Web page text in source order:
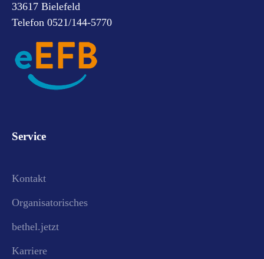
33617 Bielefeld
Telefon 0521/144-5770
Service
Kontakt
Organisatorisches
bethel.jetzt
Karriere